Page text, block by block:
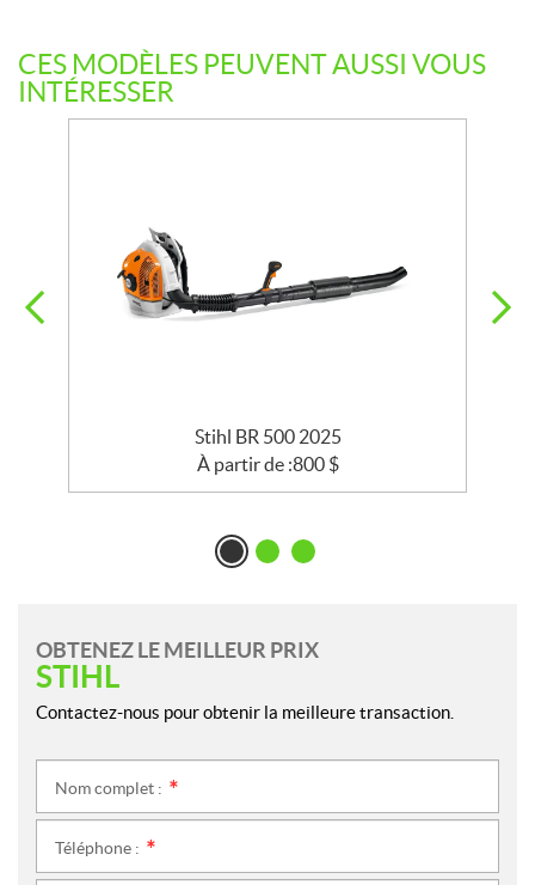
CES MODÈLES PEUVENT AUSSI VOUS
INTÉRESSER
Stihl BR 500 2025
À partir de :800 $
OBTENEZ LE MEILLEUR PRIX
STIHL
Contactez-nous pour obtenir la meilleure transaction.
Nom complet :
Téléphone :